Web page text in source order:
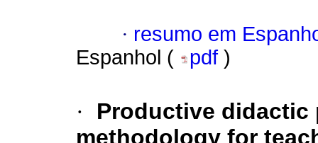
· resumo em
Espanhol (
pdf )
·
Productive didactic
methodology for